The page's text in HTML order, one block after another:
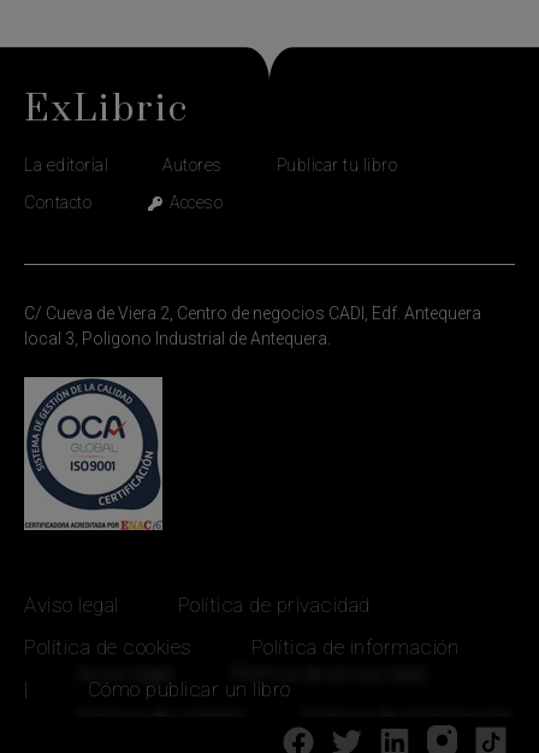
ExLibric
La editorial Autores
Publicar tu libro
Contacto
Acceso
C/ Cueva de Viera 2, Centro de negocios CADI, Edf. Antequera
local 3, Poligono Industrial de Antequera.
Aviso legal
Política de privacidad
Política de cookies
Política de información
|
Cómo publicar un libro